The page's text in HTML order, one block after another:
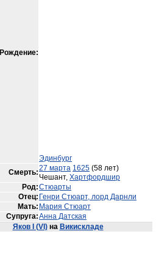
Рождение:
Эдинбург
Смерть:27 марта 1625 (58 лет)
Чешант, Хартфордшир
Род:Стюарты
Отец: Генри Стюарт, лорд Дарнли
Мать: Мария Стюарт
Супруга:Анна Датская
Яков I (VI)на Викискладе